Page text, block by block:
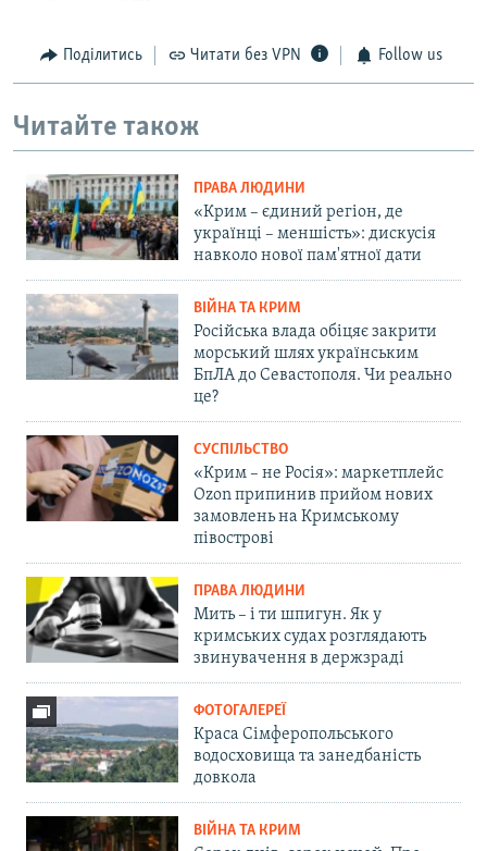
Поділитись Читати без VPN Follow us
Читайте також
ПРАВА ЛЮДИНИ
«Крим – єдиний регіон, де
українці – меншість»: дискусія
навколо нової пам'ятної дати
ВІЙНА ТА КРИМ
Російська влада обіцяє закрити
морський шлях українським
БпЛА до Севастополя. Чи реально
це?
СУСПІЛЬСТВО
«Крим – не Росія»: маркетплейс
Ozon припинив прийом нових
замовлень на Кримському
півострові
ПРАВА ЛЮДИНИ
Мить – і ти шпигун. Як у
кримських судах розглядають
звинувачення в держзраді
ФОТОГАЛЕРЕЇ
Краса Сімферопольського
водосховища та занедбаність
довкола
ВІЙНА ТА КРИМ